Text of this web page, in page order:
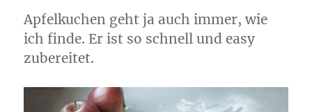
Apfelkuchen geht ja auch immer, wie
ich finde. Er ist so schnell und easy
zubereitet.